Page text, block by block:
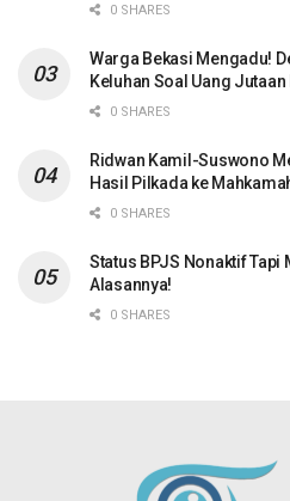
0 SHARES
Warga Bekasi Mengadu!
Keluhan Soal Uang Jutaan
0 SHARES
Ridwan Kamil-Suswono
Hasil Pilkada ke
0 SHARES
Status BPJS Nonaktif Tapi
Alasannya!
0 SHARES